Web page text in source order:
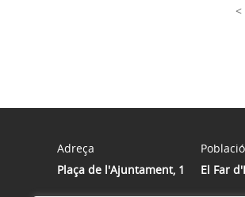
Adreça
Plaça de l'Ajuntament, 1
Població
El Far